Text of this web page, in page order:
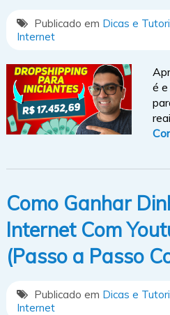
Publicado em Dicas e
Internet
é
Como Ganhar
Internet Com
(Passo a Passo
Publicado em Dicas e
Internet